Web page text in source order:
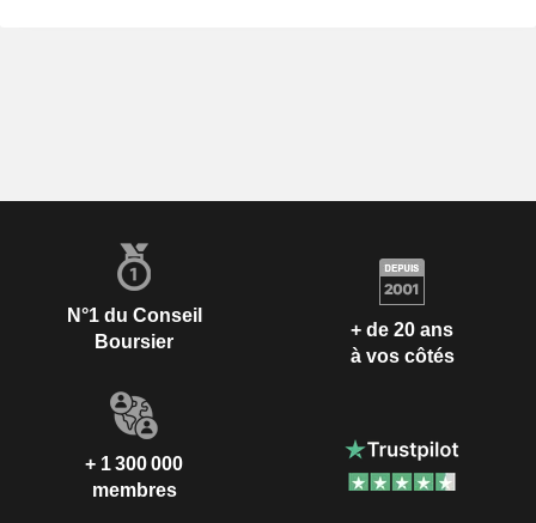
N°1 du Conseil
Boursier
+ de 20 ans
à vos côtés
+ 1 300 000
membres